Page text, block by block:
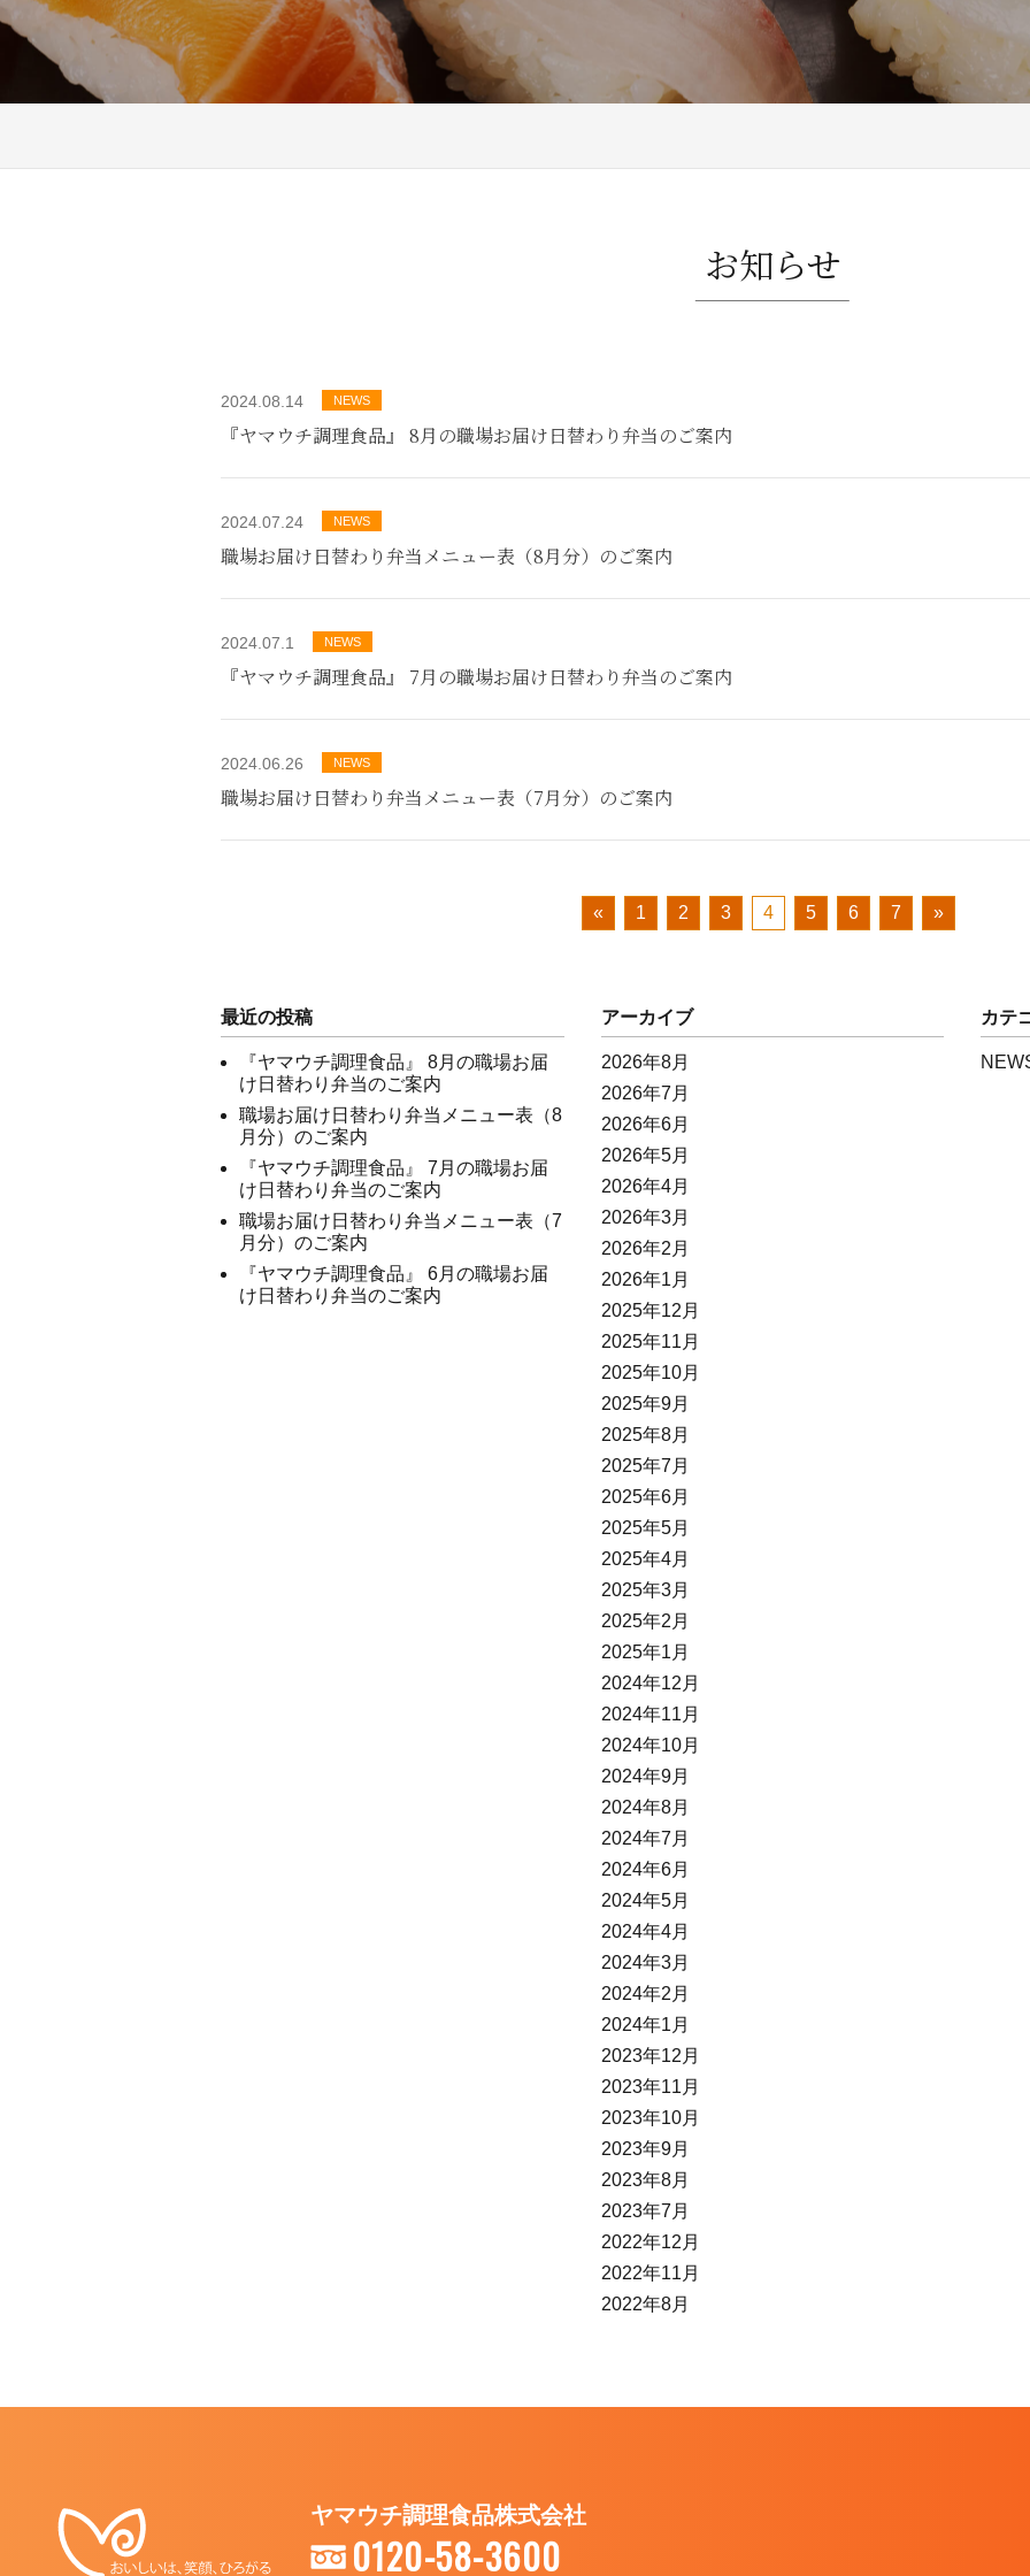
お知らせ
2024.08.14 NEWS
『ヤマウチ調理食品』 8月の職場お届け日替わり弁当のご案内
2024.07.24 NEWS
職場お届け日替わり弁当メニュー表（8月分）のご案内
2024.07.1 NEWS
『ヤマウチ調理食品』 7月の職場お届け日替わり弁当のご案内
2024.06.26 NEWS
職場お届け日替わり弁当メニュー表（7月分）のご案内
« 1 2 3 4 5 6 7 »
最近の投稿
『ヤマウチ調理食品』 8月の職場お届
け日替わり弁当のご案内
職場お届け日替わり弁当メニュー表（8
月分）のご案内
『ヤマウチ調理食品』 7月の職場お届
け日替わり弁当のご案内
職場お届け日替わり弁当メニュー表（7
月分）のご案内
『ヤマウチ調理食品』 6月の職場お届
け日替わり弁当のご案内
アーカイブ
2026年8月
2026年7月
2026年6月
2026年5月
2026年4月
2026年3月
2026年2月
2026年1月
2025年12月
2025年11月
2025年10月
2025年9月
2025年8月
2025年7月
2025年6月
2025年5月
2025年4月
2025年3月
2025年2月
2025年1月
2024年12月
2024年11月
2024年10月
2024年9月
2024年8月
2024年7月
2024年6月
2024年5月
2024年4月
2024年3月
2024年2月
2024年1月
2023年12月
2023年11月
2023年10月
2023年9月
2023年8月
2023年7月
2022年12月
2022年11月
2022年8月
カテ
ヤマウチ調理食品株式会社
0120-58-3600